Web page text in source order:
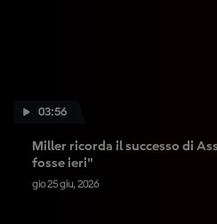
03:56
Miller ricorda il successo di
fosse ieri"
gio 25 giu, 2026